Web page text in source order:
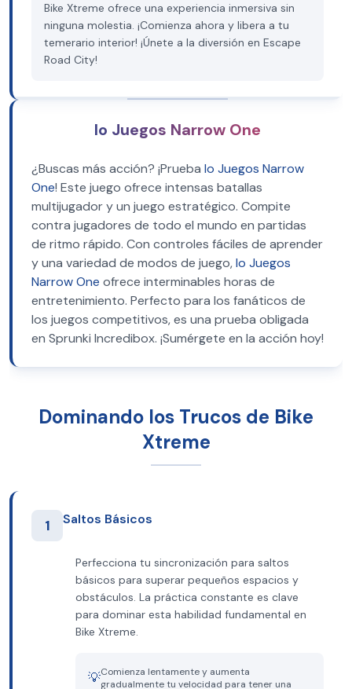
Bike Xtreme ofrece una experiencia inmersiva sin
ninguna molestia. ¡Comienza ahora y libera a tu
temerario interior! ¡Únete a la diversión en Escape
Road City!
Io Juegos Narrow One
¿Buscas más acción? ¡Prueba Io Juegos Narrow
One! Este juego ofrece intensas batallas
multijugador y un juego estratégico. Compite
contra jugadores de todo el mundo en partidas
de ritmo rápido. Con controles fáciles de aprender
y una variedad de modos de juego,Io Juegos
Narrow One ofrece interminables horas de
entretenimiento. Perfecto para los fanáticos de
los juegos competitivos, es una prueba obligada
en Sprunki Incredibox. ¡Sumérgete en la acción hoy!
Dominando los Trucos de Bike
Xtreme
1 Saltos Básicos
Perfecciona tu sincronización para saltos
básicos para superar pequeños espacios y
obstáculos. La práctica constante es clave
para dominar esta habilidad fundamental en
Bike Xtreme.
💡Comienza lentamente y aumenta
gradualmente tu velocidad para tener una